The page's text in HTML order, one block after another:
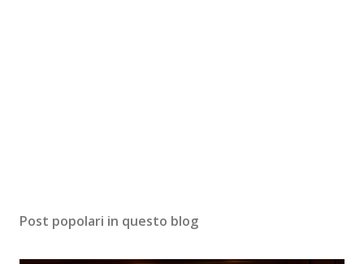
Post popolari in questo blog